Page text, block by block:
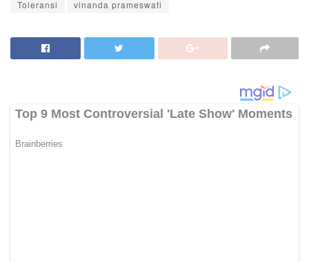
Toleransi vinanda prameswati